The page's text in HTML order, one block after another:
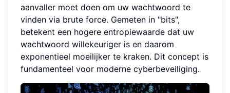
aanvaller moet doen om uw wachtwoord te
vinden via brute force. Gemeten in "bits",
betekent een hogere entropiewaarde dat uw
wachtwoord willekeuriger is en daarom
exponentieel moeilijker te kraken. Dit concept is
fundamenteel voor moderne cyberbeveiliging.